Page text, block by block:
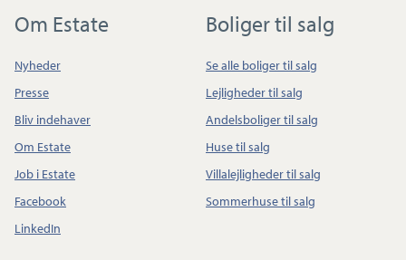
Om Estate
Nyheder
Presse
Bliv indehaver
Om Estate
Job i Estate
Facebook
LinkedIn
Boliger til salg
Se alle boliger til salg
Lejligheder til salg
Andelsboliger til salg
Huse til salg
Villalejligheder til salg
Sommerhuse til salg